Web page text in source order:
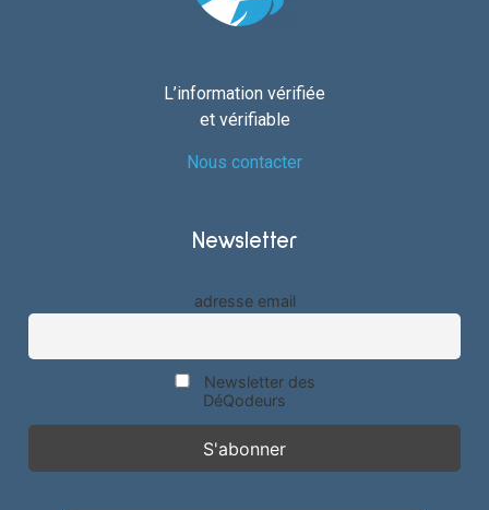
L’information vérifiée
et vérifiable
Nous contacter
Newsletter
adresse email
Newsletter des
DéQodeurs